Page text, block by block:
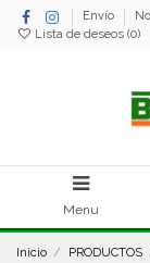
Envío
Lista de deseos (0)
Menu
Inicio PRODUCTOS